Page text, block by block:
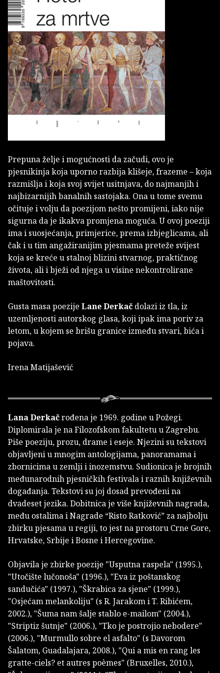
Prepuna želje i mogućnosti da začudi, ovo je
pjesnikinja koja uporno razbija klišeje, frazeme – koja
razmišlja i koja svoj svijet usitnjava, do najmanjih i
najbizarnijih banalnih sastojaka. Ona u tome svemu
očituje i volju da poezijom nešto promijeni, iako nije
sigurna da je ikakva promjena moguća. U ovoj poeziji
ima i suosjećanja, primjerice, prema izbjeglicama, ali
čak i u tim angažiranijim pjesmama preteže svijest
koja se kreće u stalnoj blizini stvarnog, praktičnog
života, ali i bježi od njega u visine nekontrolirane
maštovitosti.
Gusta masa poezije Lane Derkač dolazi iz tla, iz
uzemljenosti autorskog glasa, koji ipak ima poriv za
letom, u kojem se brišu granice između stvari, bića i
pojava.
Irena Matijašević
Lana Derkačrođena je 1969. godine u Požegi.
Diplomirala je na Filozofskom fakultetu u Zagrebu.
Piše poeziju, prozu, drame i eseje. Njezini su tekstovi
objavljeni u mnogim antologijama, panoramama i
zbornicima u zemlji i inozemstvu. Sudionica je brojnih
međunarodnih pjesničkih festivala i raznih književnih
događanja. Tekstovi su joj dosad prevođeni na
dvadeset jezika. Dobitnica je više književnih nagrada,
među ostalima i Nagrade “Risto Ratković” za najbolju
zbirku pjesama u regiji, to jest na prostoru Crne Gore,
Hrvatske, Srbije i Bosne i Hercegovine.
Objavila je zbirke poezije "Usputna raspela" (1995.),
"Utočište lučonoša" (1996.), "Eva iz poštanskog
sandučića" (1997.), "Škrabica za sjene" (1999.),
"Osjećam melankoliju" (s R. Jarakom i T. Ribićem,
2002.), "Šuma nam šalje stablo e-mailom" (2004.),
"Striptiz šutnje" (2006.), "Tko je postrojio nebodere"
(2006.), "Murmullo sobre el asfalto" (s Davorom
Šalatom, Guadalajara, 2008.), "Qui a mis en rang les
gratte-ciels? et autres poèmes" (Bruxelles, 2010.),